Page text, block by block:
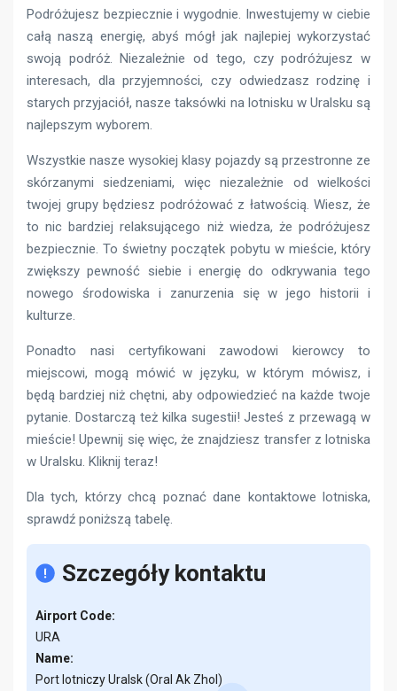
Podróżujesz bezpiecznie i wygodnie. Inwestujemy w ciebie
całą naszą energię, abyś mógł jak najlepiej wykorzystać
swoją podróż. Niezależnie od tego, czy podróżujesz w
interesach, dla przyjemności, czy odwiedzasz rodzinę i
starych przyjaciół, nasze taksówki na lotnisku w Uralsku są
najlepszym wyborem.
Wszystkie nasze wysokiej klasy pojazdy są przestronne ze
skórzanymi siedzeniami, więc niezależnie od wielkości
twojej grupy będziesz podróżować z łatwością. Wiesz, że
to nic bardziej relaksującego niż wiedza, że podróżujesz
bezpiecznie. To świetny początek pobytu w mieście, który
zwiększy pewność siebie i energię do odkrywania tego
nowego środowiska i zanurzenia się w jego historii i
kulturze.
Ponadto nasi certyfikowani zawodowi kierowcy to
miejscowi, mogą mówić w języku, w którym mówisz, i
będą bardziej niż chętni, aby odpowiedzieć na każde twoje
pytanie. Dostarczą też kilka sugestii! Jesteś z przewagą w
mieście! Upewnij się więc, że znajdziesz transfer z lotniska
w Uralsku. Kliknij teraz!
Dla tych, którzy chcą poznać dane kontaktowe lotniska,
sprawdź poniższą tabelę.
Szczegóły kontaktu
Airport Code:
URA
Name:
Port lotniczy Uralsk (Oral Ak Zhol)